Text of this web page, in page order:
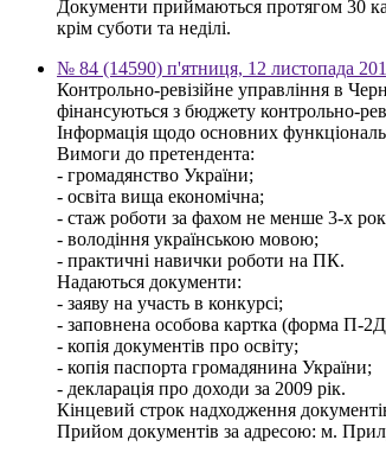
Документи приймаються протягом 30
крім суботи та неділі.
№ 84 (14590) п'ятниця, 12 листопада
Контрольно-ревізійне управління в
фінансуються з бюджету контрольно-
Інформація щодо основних
Вимоги до претендента:
- громадянство України;
- освіта вища економічна;
- стаж роботи за фахом не менше 3-х
- володіння українською мовою;
- практичні навички роботи на ПК.
Надаються документи:
- заяву на участь в конкурсі;
- заповнена особова картка (форма П-
- копія документів про освіту;
- копія паспорта громадянина України;
- декларація про доходи за 2009 рік.
Кінцевий строк надходження
Прийом документів за адресою: м.